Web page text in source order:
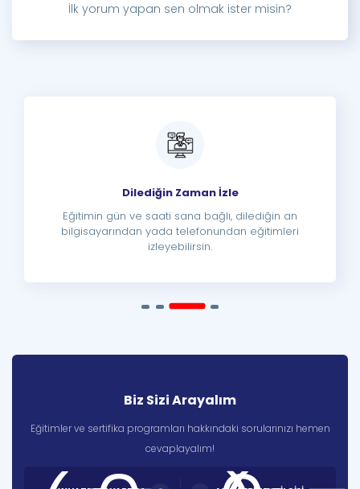
İlk yorum yapan sen olmak ister misin?
Dilediğin Zaman İzle
Eğitimin gün ve saati sana bağlı, dilediğin an
bilgisayarından yada telefonundan eğitimleri
izleyebilirsin.
Biz Sizi Arayalım
Eğitimler ve sertifika programları hakkındaki sorularınızı hemen
cevaplayalım!